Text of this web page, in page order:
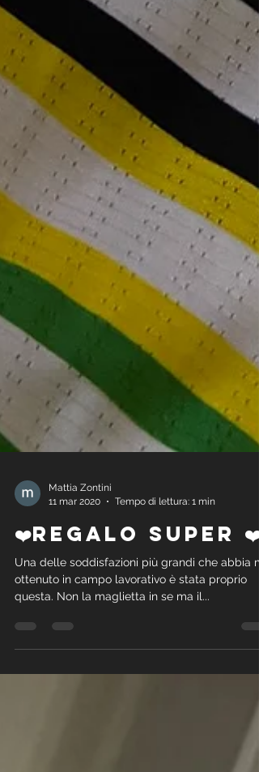
11 mar 2020
Tempo di lettura: 1 min
❤️Regalo super ❤️
Una delle soddisfazioni più grandi che abbia
ottenuto in campo lavorativo è stata proprio
questa. Non la maglietta in se ma il...